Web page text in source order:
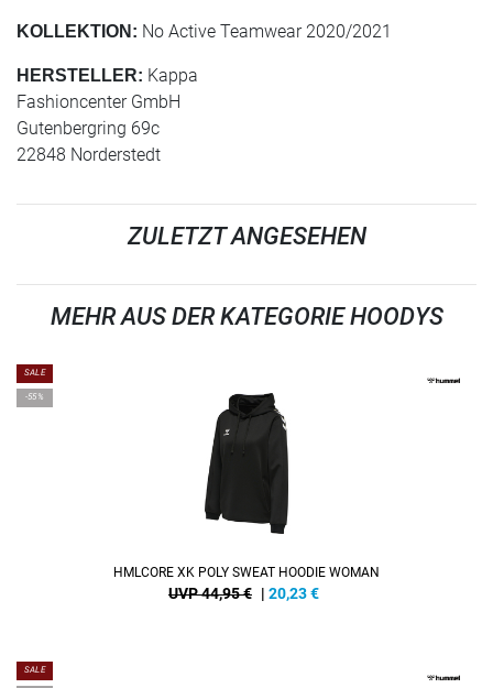
KOLLEKTION: No Active Teamwear 2020/2021
HERSTELLER: Kappa
Fashioncenter GmbH
Gutenbergring 69c
22848 Norderstedt
ZULETZT ANGESEHEN
MEHR AUS DER KATEGORIE HOODYS
SALE
-55%
HMLCORE XK POLY SWEAT HOODIE WOMAN
UVP 44,95 € | 20,23€
SALE